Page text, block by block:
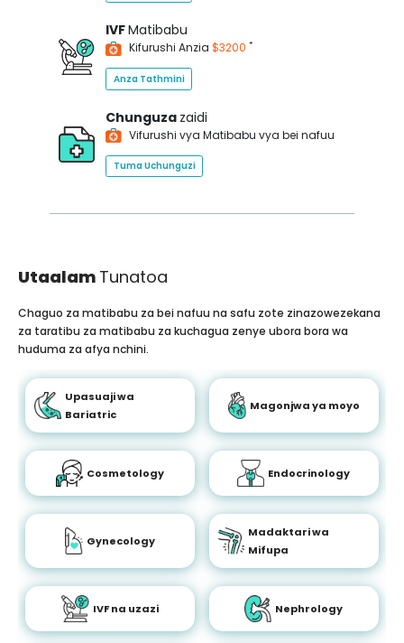
IVFMatibabu
Kifurushi Anzia $3200 *
Anza Tathmini
Chunguza zaidi
Vifurushi vya Matibabu vya bei nafuu
Tuma Uchunguzi
Utaalam Tunatoa
Chaguo za matibabu za bei nafuu na safu zote zinazowezekana
za taratibu za matibabu za kuchagua zenye ubora bora wa
huduma za afya nchini.
Upasuaji wa
Bariatric
Magonjwa ya moyo
Cosmetology Endocrinology
Gynecology
Madaktari wa
Mifupa
IVF na uzazi Nephrology